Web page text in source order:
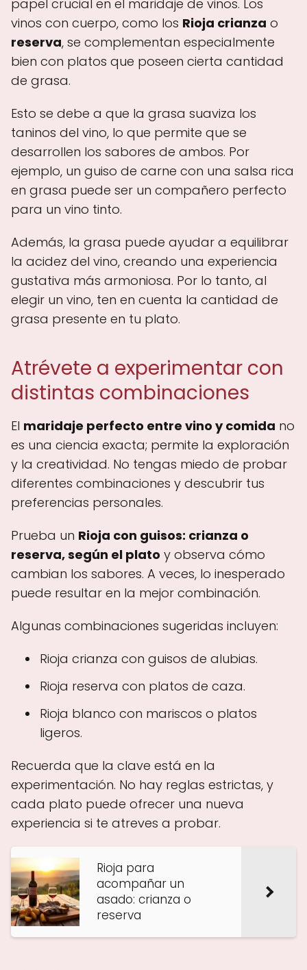
papel crucial en el maridaje de vinos. Los
vinos con cuerpo, como los Rioja crianza o
reserva, se complementan especialmente
bien con platos que poseen cierta cantidad
de grasa.
Esto se debe a que la grasa suaviza los
taninos del vino, lo que permite que se
desarrollen los sabores de ambos. Por
ejemplo, un guiso de carne con una salsa rica
en grasa puede ser un compañero perfecto
para un vino tinto.
Además, la grasa puede ayudar a equilibrar
la acidez del vino, creando una experiencia
gustativa más armoniosa. Por lo tanto, al
elegir un vino, ten en cuenta la cantidad de
grasa presente en tu plato.
Atrévete a experimentar con
distintas combinaciones
El maridaje perfecto entre vino y comida no
es una ciencia exacta; permite la exploración
y la creatividad. No tengas miedo de probar
diferentes combinaciones y descubrir tus
preferencias personales.
Prueba un Rioja con guisos: crianza o
reserva, según el plato y observa cómo
cambian los sabores. A veces, lo inesperado
puede resultar en la mejor combinación.
Algunas combinaciones sugeridas incluyen:
Rioja crianza con guisos de alubias.
Rioja reserva con platos de caza.
Rioja blanco con mariscos o platos
ligeros.
Recuerda que la clave está en la
experimentación. No hay reglas estrictas, y
cada plato puede ofrecer una nueva
experiencia si te atreves a probar.
Rioja para
acompañar un
asado: crianza o
reserva